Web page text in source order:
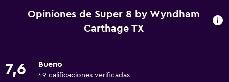
Comedor
Opiniones de Super 8 by Wyndham
Carthage TX
7,6 Bueno
49 calificaciones verificadas